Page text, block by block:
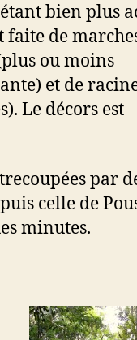
bien plus
faite de
ou moins
et de
Le décors est
par
celle de
minutes.